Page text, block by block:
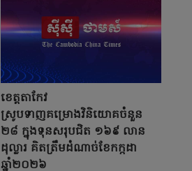
ខេត្តតាកែវ
ស្រូបទាញគម្រោងវិនិយោគចំនួន
២៨ ក្នុងទុនសរុបជិត ១៦៩ លាន
ដុល្លារ គិតត្រឹមដំណាច់ខែកក្កដា
ឆ្នាំ២០២៦